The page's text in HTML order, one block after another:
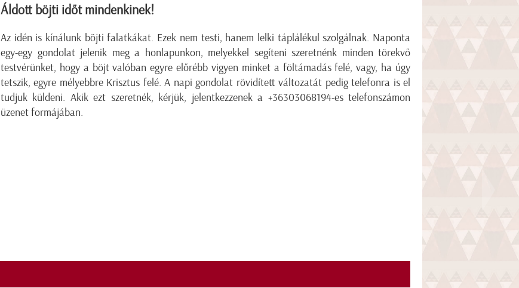
Áldott böjti időt mindenkinek!
Az idén is kínálunk böjti falatkákat. Ezek nem testi, hanem lelki táplálékul szolgálnak. Naponta
egy-egy gondolat jelenik meg a honlapunkon, melyekkel segíteni szeretnénk minden törekvő
testvérünket, hogy a böjt valóban egyre előrébb vigyen minket a föltámadás felé, vagy, ha úgy
tetszik, egyre mélyebbre Krisztus felé. A napi gondolat rövidített változatát pedig telefonra is el
tudjuk küldeni. Akik ezt szeretnék, kérjük, jelentkezzenek a +36303068194-es telefonszámon
üzenet formájában.